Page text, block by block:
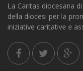
La Caritas diocesana
della diocesi per la
iniziative caritative e